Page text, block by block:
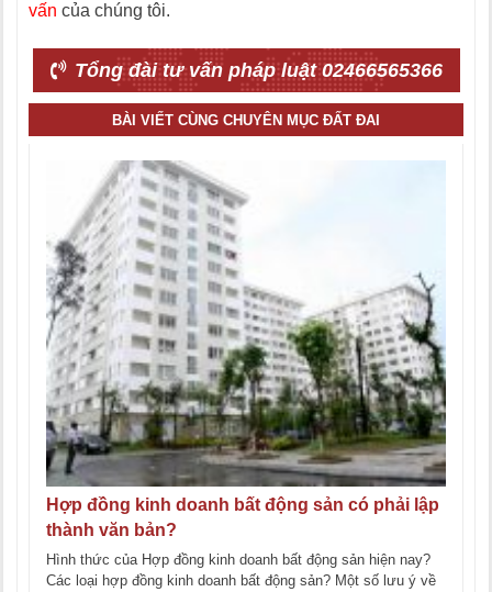
vấn của chúng tôi.
Tổng đài tư vấn pháp luật 02466565366
BÀI VIẾT CÙNG CHUYÊN MỤC ĐẤT ĐAI
Hợp đồng kinh doanh bất động sản có phải lập
thành văn bản?
Hình thức của Hợp đồng kinh doanh bất động sản hiện nay?
Các loại hợp đồng kinh doanh bất động sản? Một số lưu ý về